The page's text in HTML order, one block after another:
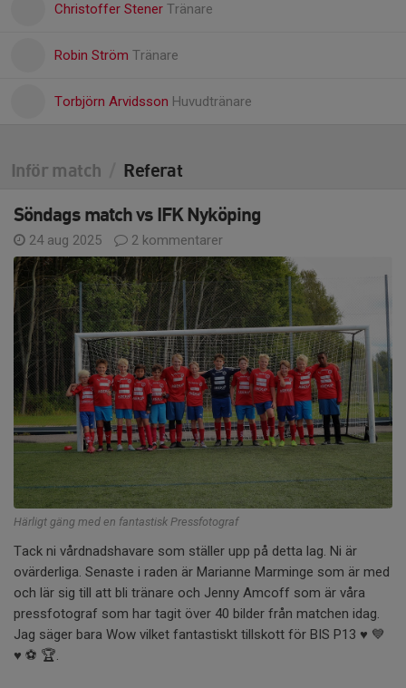
Christoffer Stener Tränare
Robin Ström Tränare
Torbjörn Arvidsson Huvudtränare
Inför match Referat
Söndags match vs IFK Nyköping
24 aug 2025 2 kommentarer
Härligt gäng med en fantastisk Pressfotograf
Tack ni vårdnadshavare som ställer upp på detta lag. Ni är
ovärderliga. Senaste i raden är Marianne Marminge som är med
och lär sig till att bli tränare och Jenny Amcoff som är våra
pressfotograf som har tagit över 40 bilder från matchen idag.
Jag säger bara Wow vilket fantastiskt tillskott för BIS P13 ♥️ 💙
♥️ ⚽ 🏆.